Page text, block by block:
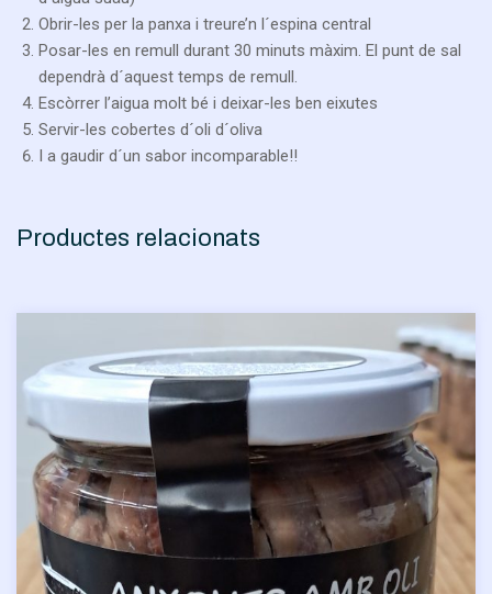
Obrir-les per la panxa i treure’n l´espina central
Posar-les en remull durant 30 minuts màxim. El punt de sal
dependrà d´aquest temps de remull.
Escòrrer l’aigua molt bé i deixar-les ben eixutes
Servir-les cobertes d´oli d´oliva
I a gaudir d´un sabor incomparable!!
Productes relacionats